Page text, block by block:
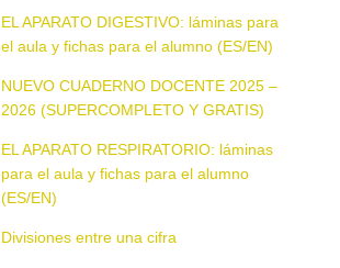
EL APARATO DIGESTIVO: láminas para
el aula y fichas para el alumno (ES/EN)
NUEVO CUADERNO DOCENTE 2025 –
2026 (SUPERCOMPLETO Y GRATIS)
EL APARATO RESPIRATORIO: láminas
para el aula y fichas para el alumno
(ES/EN)
Divisiones entre una cifra